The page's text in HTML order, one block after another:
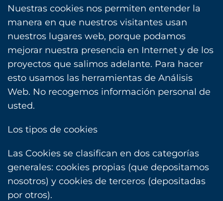
Nuestras cookies nos permiten entender la
manera en que nuestros visitantes usan
nuestros lugares web, porque podamos
mejorar nuestra presencia en Internet y de los
proyectos que salimos adelante. Para hacer
esto usamos las herramientas de Análisis
Web. No recogemos información personal de
usted.
Los tipos de cookies
Las Cookies se clasifican en dos categorías
generales: cookies propias (que depositamos
nosotros) y cookies de terceros (depositadas
por otros).